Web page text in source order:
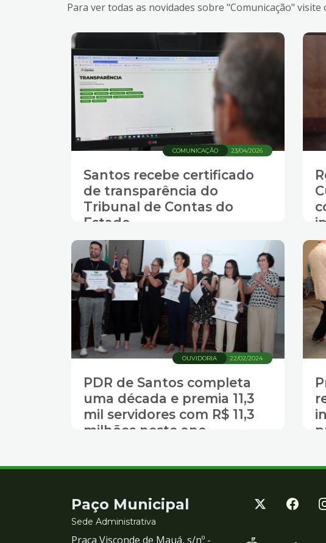
Para ver todas as novidades sobre "Comunicação" visite
23/04/2026
COMUNICAÇÃO
Santos recebe certificado
de transparência do
Tribunal de Contas do
Estado
22/02/2024
OUVIDORIA
PDR de Santos completa
uma década e premia 11,3
mil servidores com R$ 11,3
milhões neste ano
Contato
e
Paço Municipal
Sede Administrativa
Praça Visconde de Mauá, s/nº -